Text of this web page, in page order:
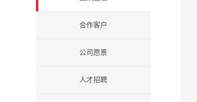
合作客户
公司愿景
人才招聘